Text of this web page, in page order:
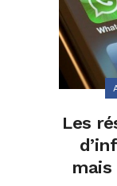
Les
mais